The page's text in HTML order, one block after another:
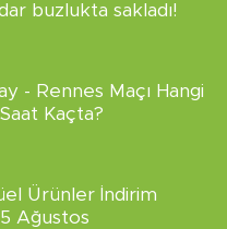
buzlukta sakladı!
- Rennes Maçı Hangi
Kaçta?
Ürünler İndirim
Ağustos